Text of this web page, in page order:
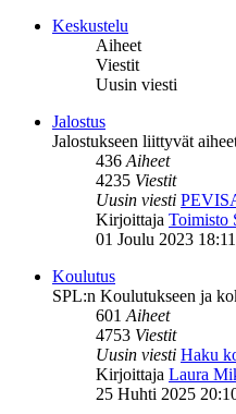
Keskustelu
Aiheet
Viestit
Uusin viesti
Jalostus
Jalostukseen liittyvät
436Aiheet
4235 Viestit
Uusin viesti
Kirjoittaja Toimisto
01 Joulu 2023 18:11
Koulutus
SPL:n Koulutukseen ja
601Aiheet
4753 Viestit
Uusin viesti Haku
Kirjoittaja Laura
25 Huhti 2025